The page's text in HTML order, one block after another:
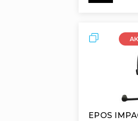
Порівняти
EPOS